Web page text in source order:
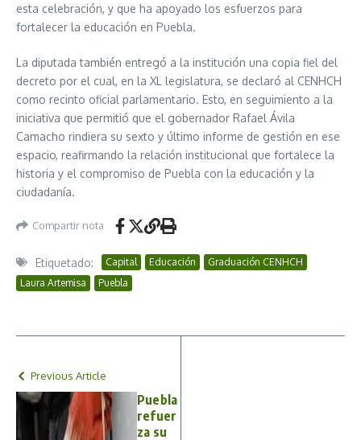
esta celebración, y que ha apoyado los esfuerzos para
fortalecer la educación en Puebla.
La diputada también entregó a la institución una copia fiel del
decreto por el cual, en la XL legislatura, se declaró al CENHCH
como recinto oficial parlamentario. Esto, en seguimiento a la
iniciativa que permitió que el gobernador Rafael Ávila
Camacho rindiera su sexto y último informe de gestión en ese
espacio, reafirmando la relación institucional que fortalece la
historia y el compromiso de Puebla con la educación y la
ciudadanía.
Compartir nota
Etiquetado: Capital Educación
Graduación CENHCH
Laura Artemisa
Puebla
Previous Article
Puebla
refuer
za su